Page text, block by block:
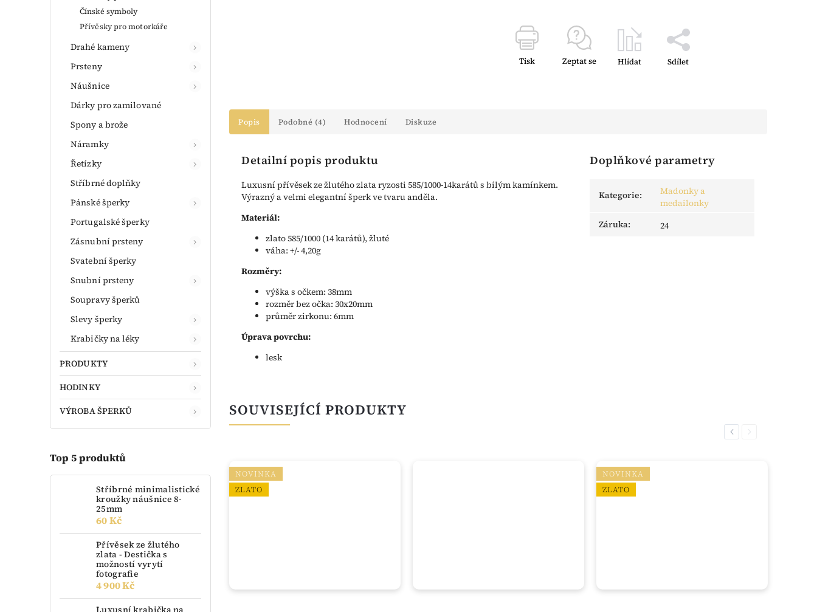
Čínské symboly
Přívěsky pro motorkáře
Drahé kameny
Prsteny
Náušnice
Dárky pro zamilované
Spony a brože
Náramky
Řetízky
Stříbrné doplňky
Pánské šperky
Portugalské šperky
Zásnubní prsteny
Svatební šperky
Snubní prsteny
Soupravy šperků
Slevy šperky
Krabičky na léky
PRODUKTY
HODINKY
VÝROBA ŠPERKŮ
Top 5 produktů
Stříbrné minimalistické
kroužky náušnice 8-
25mm
60 Kč
Přívěsek ze žlutého
zlata - Destička s
možností vyrytí
fotografie
4 900 Kč
Luxusní krabička na
Tisk Zeptat se Hlídat Sdílet
Popis Podobné (4) Hodnocení Diskuze
Detailní popis produktu
Luxusní přívěsek ze žlutého zlata ryzosti 585/1000-14karátů s bílým kamínkem.
Výrazný a velmi elegantní šperk ve tvaru anděla.
Materiál:
zlato 585/1000 (14 karátů), žluté
váha: +/- 4,20g
Rozměry:
výška s očkem: 38mm
rozměr bez očka: 30x20mm
průměr zirkonu: 6mm
Úprava povrchu:
lesk
Doplňkové parametry
Kategorie:
Madonky a
medailonky
Záruka: 24
SOUVISEJÍCÍ PRODUKTY
Previous
NOVINKA
ZLATO
NOVINKA
ZLATO
Next